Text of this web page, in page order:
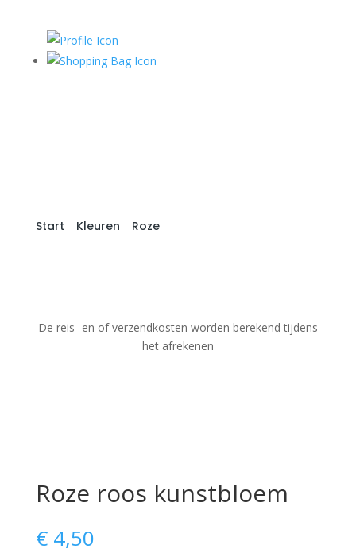
Start Kleuren Roze/ Roze roos kunstbloem
De reis- en of verzendkosten worden berekend tijdens
het afrekenen
Roze roos kunstbloem
€4,50